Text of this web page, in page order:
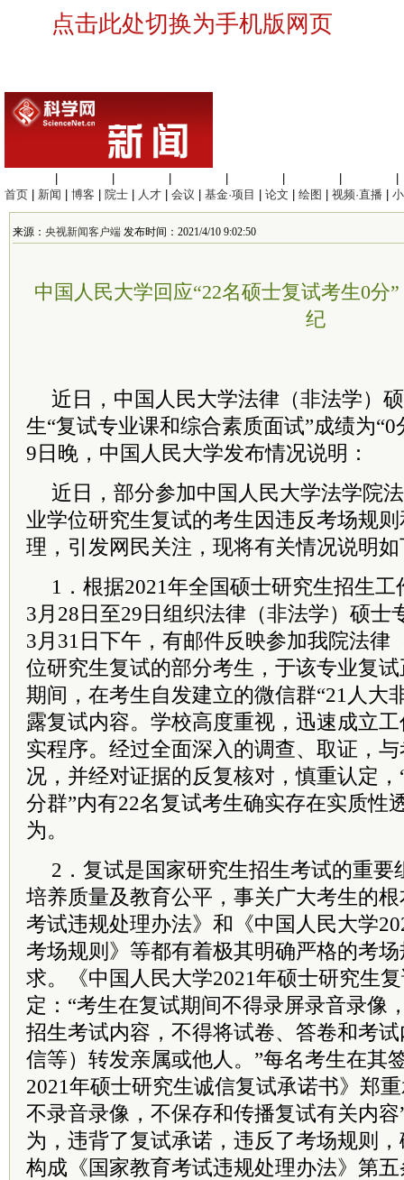
点击此处切换为手机版网页
首页
新闻 博客 院士 人才 会议 基金·项目 论文 绘图 视频·直播
来源： 央视新闻客户端 发布时间：2021/4/10 9:02:50
中国人民大学回应“22名硕士复试考生0分
纪
近日，中国人民大学法律（非法学）
生“复试专业课和综合素质面试”成绩为
9日晚，中国人民大学发布情况说明：
近日，部分参加中国人民大学法学院
业学位研究生复试的考生因违反考场规
理，引发网民关注，现将有关情况说明
1．根据2021年全国硕士研究生招生
3月28日至29日组织法律（非法学）硕士
3月31日下午，有邮件反映参加我院法律
位研究生复试的部分考生，于该专业复
期间，在考生自发建立的微信群“21 人大
露复试内容。学校高度重视，迅速成立
实程序。经过全面深入的调查、取证，
况，并经对证据的反复核对，慎重认定，
分群”内有22名复试考生确实存在实质性
为。
2．复试是国家研究生招生考试的重要
培养质量及教育公平，事关广大考生的
考试违规处理办法》和《中国人民大学
考场规则》等都有着极其明确严格的考
求。《中国人民大学2021年硕士研究生
定：“考生在复试期间不得录屏录音录像
招生考试内容，不得将试卷、答卷和考
信等）转发亲属或他人。”每名考生在其
2021年硕士研究生诚信复试承诺书》郑
不录音录像，不保存和传播复试有关内
为，违背了复试承诺，违反了考场规则
构成《国家教育考试违规处理办法》第